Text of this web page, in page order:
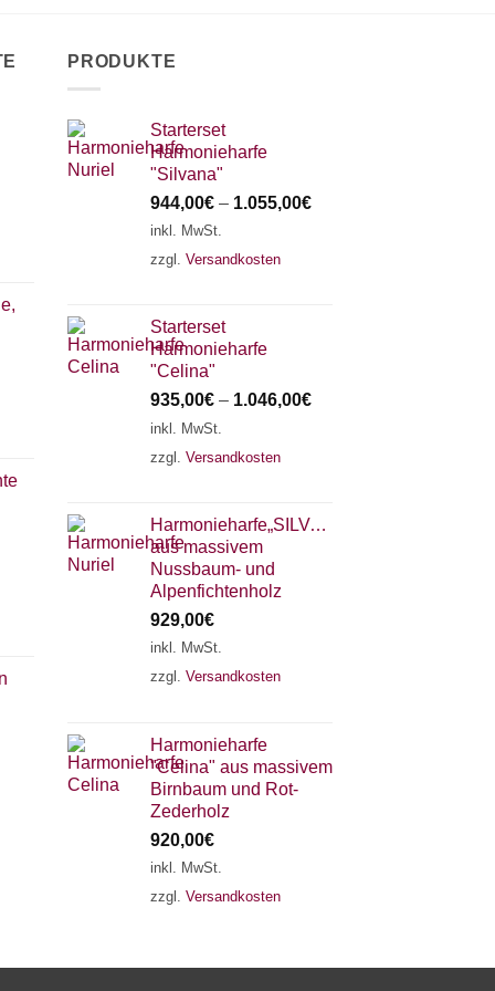
PRODUKTE
Starterset
Harmonieharfe
"Silvana"
944,00€ – 1.055,00€
inkl. MwSt.
zzgl. Versandkosten
Starterset
Harmonieharfe
"Celina"
935,00€ – 1.046,00€
inkl. MwSt.
zzgl. Versandkosten
Harmonieharfe„SILVANA"
aus massivem
Nussbaum- und
Alpenfichtenholz
929,00€
inkl. MwSt.
zzgl. Versandkosten
Harmonieharfe
"Celina" aus massivem
Birnbaum und Rot-
Zederholz
920,00€
inkl. MwSt.
zzgl. Versandkosten
18 SAITEN 21 SAITEN 25 SAITEN
AKKORDZITHER